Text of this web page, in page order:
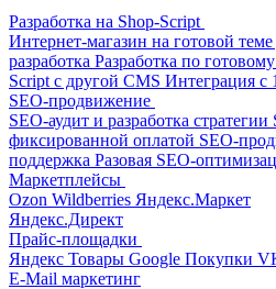
Разработка на Shop-Script
Интернет-магазин на готовой теме
разработка Разработка по
Script с другой CMS Интеграция
SEO-продвижение
SEO-аудит и разработка стратегии
фиксированной оплатой SEO-
поддержка Разовая SEO-
Маркетплейсы
Ozon Wildberries Яндекс.Маркет
Яндекс.Директ
Прайс-площадки
Яндекс Товары Google Покупки
E-Mail маркетинг